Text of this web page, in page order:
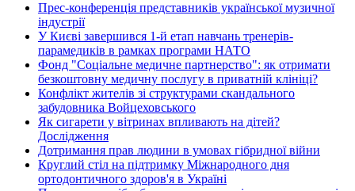
Прес-конференція представників української музичної
індустрії
У Києві завершився 1-й етап навчань тренерів-
парамедиків в рамках програми НАТО
Фонд "Соціальне медичне партнерство": як отримати
безкоштовну медичну послугу в приватній клініці?
Конфлікт жителів зі структурами скандального
забудовника Войцеховського
Як сигарети у вітринах впливають на дітей?
Дослідження
Дотримання прав людини в умовах гібридної війни
Круглий стіл на підтримку Міжнародного дня
ортодонтичного здоров'я в Україні